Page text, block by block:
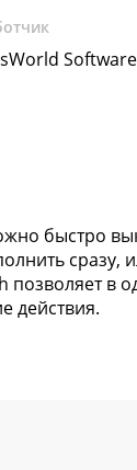
Software
быстро
сразу,
в
действия.